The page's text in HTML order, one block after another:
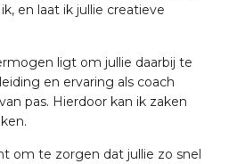
en laat ik jullie creatieve
ligt om jullie daarbij te
en ervaring als coach
pas. Hierdoor kan ik zaken
om te zorgen dat jullie zo snel